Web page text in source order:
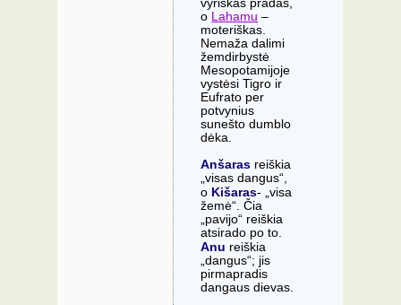
vyriškas pradas,
o Lahamu –
moteriškas.
Nemaža dalimi
žemdirbystė
Mesopotamijoje
vystėsi Tigro ir
Eufrato per
potvynius
sunešto dumblo
dėka.
Anšaras reiškia
„visas dangus“,
o Kišaras- „visa
žemė“. Čia
„pavijo“ reiškia
atsirado po to.
Anu reiškia
„dangus“; jis
pirmapradis
dangaus dievas.